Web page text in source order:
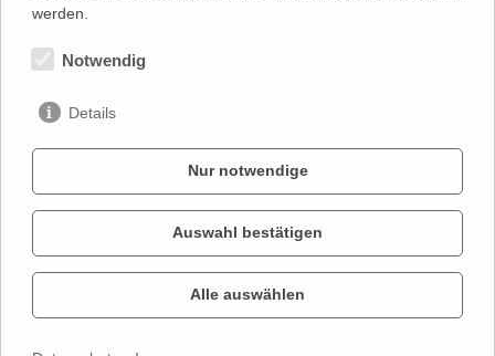
zum Spielplan
IMPRESSUM
werden.
Notwendig
Details
Nur notwendige
Auswahl bestätigen
Alle auswählen